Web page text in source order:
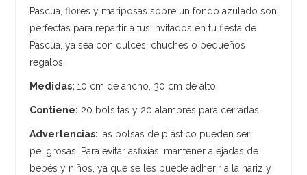
Pascua, flores y mariposas sobre un fondo azulado son
perfectas para repartir a tus invitados en tu fiesta de
Pascua, ya sea con dulces, chuches o pequeños
regalos.
Medidas:10 cm de ancho, 30 cm de alto
Contiene: 20 bolsitas y 20 alambres para cerrarlas.
Advertencias: las bolsas de plástico pueden ser
peligrosas. Para evitar asfixias, mantener alejadas de
bebés y niños, ya que se les puede adherir a la nariz y